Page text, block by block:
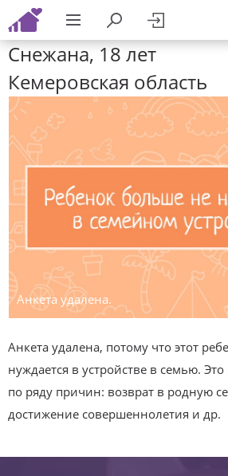
Снежана, 18 лет
Кемеровская область
Анкета удалена.
Анкета удалена, потому что этот
нуждается в устройстве в семью.
по ряду причин: возврат в родную
достижение совершеннолетия и др.